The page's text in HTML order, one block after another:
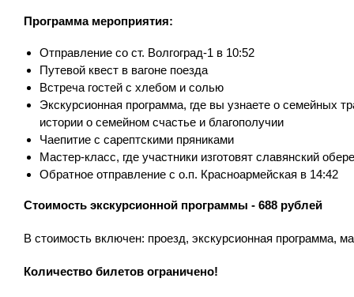
Программа мероприятия:
Отправление со ст. Волгоград-1 в 10:52
Путевой квест в вагоне поезда
Встреча гостей с хлебом и солью
Экскурсионная программа, где вы узнаете о семейных
истории о семейном счастье и благополучии
Чаепитие с сарептскими пряниками
Мастер-класс, где участники изготовят славянский
Обратное отправление с о.п. Красноармейская в 14:42
Стоимость экскурсионной программы - 688 рублей
В стоимость включен: проезд, экскурсионная программа,
Количество билетов ограничено!